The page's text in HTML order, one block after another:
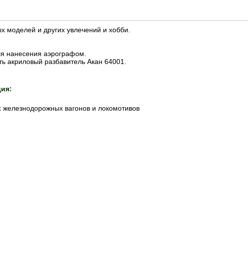
моделей и других увлечений и хобби.
нанесения аэрографом.
акриловый разбавитель Акан 64001.
железнодорожных вагонов и локомотивов